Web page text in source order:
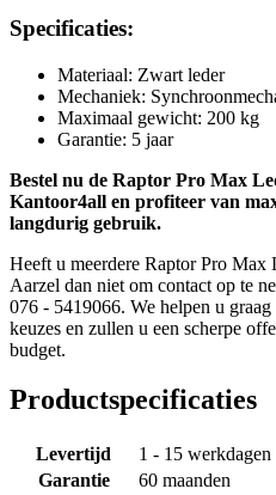
Specificaties:
Materiaal: Zwart leder
Mechaniek:
Maximaal gewicht: 200 kg
Garantie: 5 jaar
Bestel nu de Raptor Pro Max
Kantoor4all en profiteer van
langdurig gebruik.
Heeft u meerdere Raptor Pro Max
Aarzel dan niet om contact op te
076 - 5419066. We helpen u
keuzes en zullen u een scherpe
budget.
Productspecificaties
Levertijd
1 - 15 werkdagen
Garantie
60 maanden